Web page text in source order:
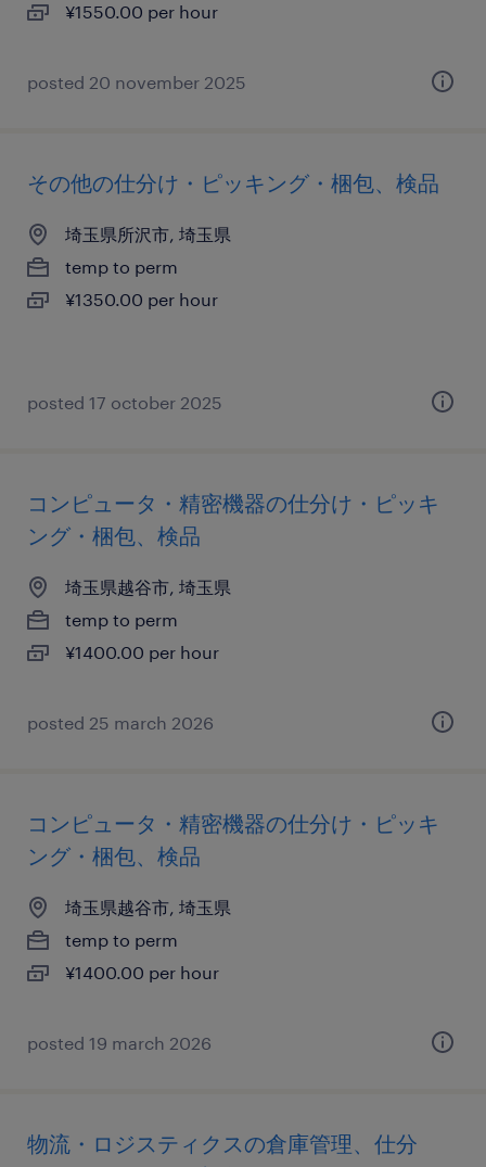
¥1550.00 per hour
posted 20 november 2025
その他の仕分け・ピッキング・梱包、検品
埼玉県所沢市, 埼玉県
temp to perm
¥1350.00 per hour
posted 17 october 2025
コンピュータ・精密機器の仕分け・ピッキ
ング・梱包、検品
埼玉県越谷市, 埼玉県
temp to perm
¥1400.00 per hour
posted 25 march 2026
コンピュータ・精密機器の仕分け・ピッキ
ング・梱包、検品
埼玉県越谷市, 埼玉県
temp to perm
¥1400.00 per hour
posted 19 march 2026
物流・ロジスティクスの倉庫管理、仕分